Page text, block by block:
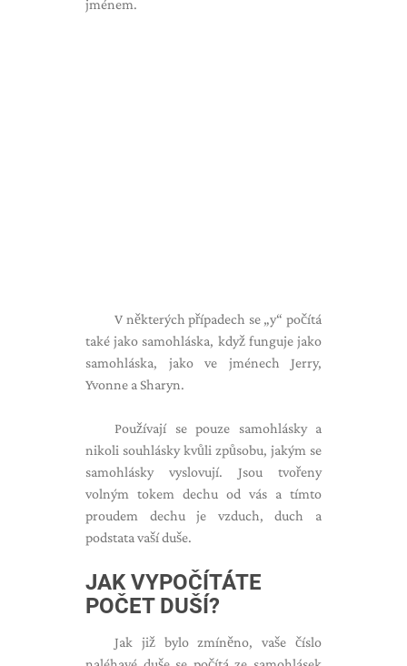
jménem.
V některých případech se „y“ počítá
také jako samohláska, když funguje jako
samohláska, jako ve jménech Jerry,
Yvonne a Sharyn.
Používají se pouze samohlásky a
nikoli souhlásky kvůli způsobu, jakým se
samohlásky vyslovují. Jsou tvořeny
volným tokem dechu od vás a tímto
proudem dechu je vzduch, duch a
podstata vaší duše.
JAK VYPOČÍTÁTE
POČET DUŠÍ?
Jak již bylo zmíněno, vaše číslo